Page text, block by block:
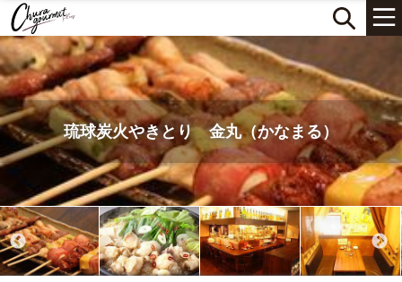
琉球炭火やきとり 金丸（かなまる）